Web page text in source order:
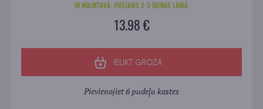
IR NOLIKTAVĀ. PIEEJAMS 2-3 DIENAS LAIKĀ
13.98 €
IELIKT GROZĀ
Pievienojiet 6 pudeļu kastes